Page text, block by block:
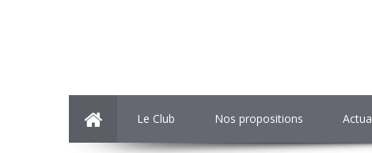
Le Club Nos propositions